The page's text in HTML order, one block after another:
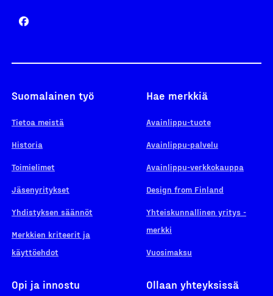
Suomalainen työ
Tietoa meistä
Historia
Toimielimet
Jäsenyritykset
Yhdistyksen säännöt
Merkkien kriteerit ja
käyttöehdot
Hae merkkiä
Avainlippu-tuote
Avainlippu-palvelu
Avainlippu-verkkokauppa
Design from Finland
Yhteiskunnallinen yritys -
merkki
Vuosimaksu
Opi ja innostu Ollaan yhteyksissä